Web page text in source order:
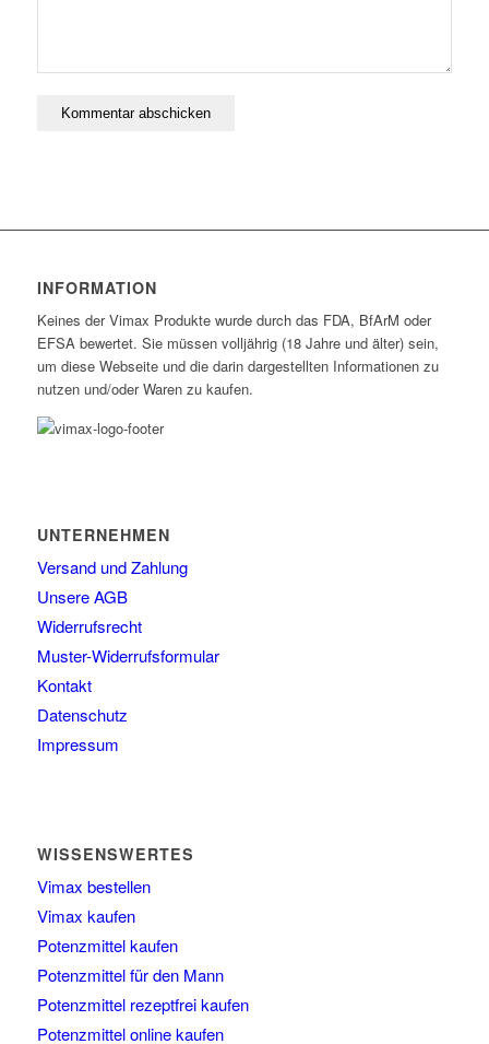
INFORMATION
Keines der Vimax Produkte wurde durch das FDA, BfArM oder
EFSA bewertet. Sie müssen volljährig (18 Jahre und älter) sein,
um diese Webseite und die darin dargestellten Informationen zu
nutzen und/oder Waren zu kaufen.
UNTERNEHMEN
Versand und Zahlung
Unsere AGB
Widerrufsrecht
Muster-Widerrufsformular
Kontakt
Datenschutz
Impressum
WISSENSWERTES
Vimax bestellen
Vimax kaufen
Potenzmittel kaufen
Potenzmittel für den Mann
Potenzmittel rezeptfrei kaufen
Potenzmittel online kaufen